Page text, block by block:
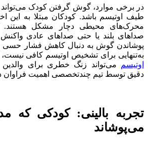
در برخی موارد، گوش گرفتن کودک می‌تواند
طیف اوتیسم باشد. کودکان مبتلا به این
محرک‌های محیطی دچار مشکل
صداهای بلند یا حتی صداهای عادی
پوشاندن گوش به دنبال کاهش فشار حسی
به‌تنهایی برای تشخیص اوتیسم کافی نیست،
اوتیسم
می‌تواند زنگ خطری برای والدین
دقیق توسط تیم چندتخصصی اهمیت فراوان
تجربه بالینی: کودکی که
می‌پوشاند